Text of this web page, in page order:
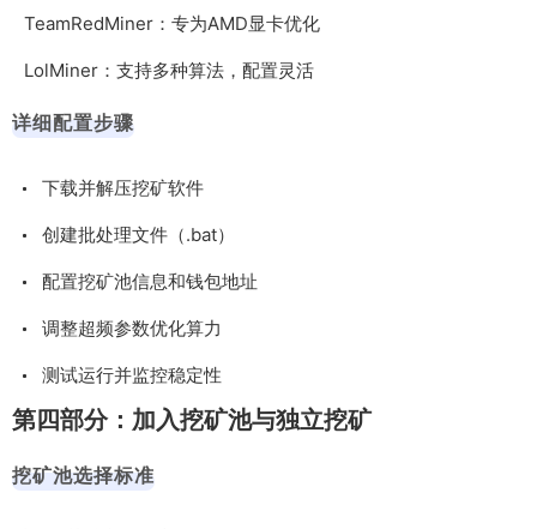
TeamRedMiner：专为AMD显卡优化
LolMiner：支持多种算法，配置灵活
详细配置步骤
下载并解压挖矿软件
创建批处理文件（.bat）
配置挖矿池信息和钱包地址
调整超频参数优化算力
测试运行并监控稳定性
第四部分：加入挖矿池与独立挖矿
挖矿池选择标准